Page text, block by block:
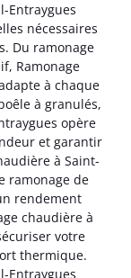
Entraygues
nécessaires
Du ramonage
Ramonage
à chaque
à granulés,
opère
et garantir
à Saint-
ramonage de
rendement
chaudière à
votre
thermique.
Entraygues